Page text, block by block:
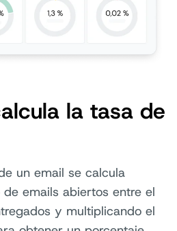
la tasa de
un email se calcula
emails abiertos entre el
y multiplicando el